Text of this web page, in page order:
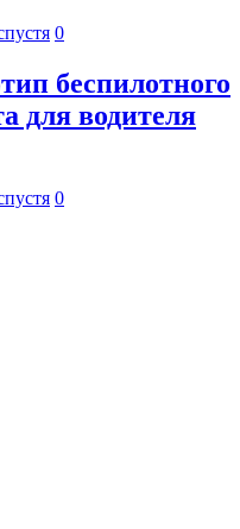
0
беспилотного
для водителя
0